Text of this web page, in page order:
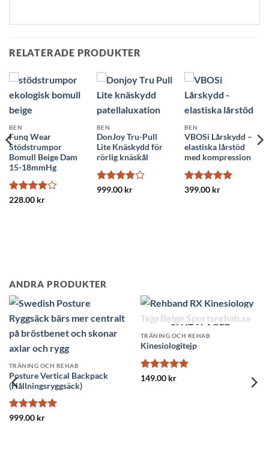
RELATERADE PRODUKTER
BEN
Funq Wear
Stödstrumpor
Bomull Beige Dam
15-18mmHg
Betygsatt
228.00 kr
BEN
DonJoy Tru-Pull
Lite Knäskydd för
rörlig knäskål
Betygsatt
999.00 kr
BEN
VBOSi Lårskydd –
elastiska lårstöd
med kompression
Betygsatt
399.00 kr
ANDRA PRODUKTER